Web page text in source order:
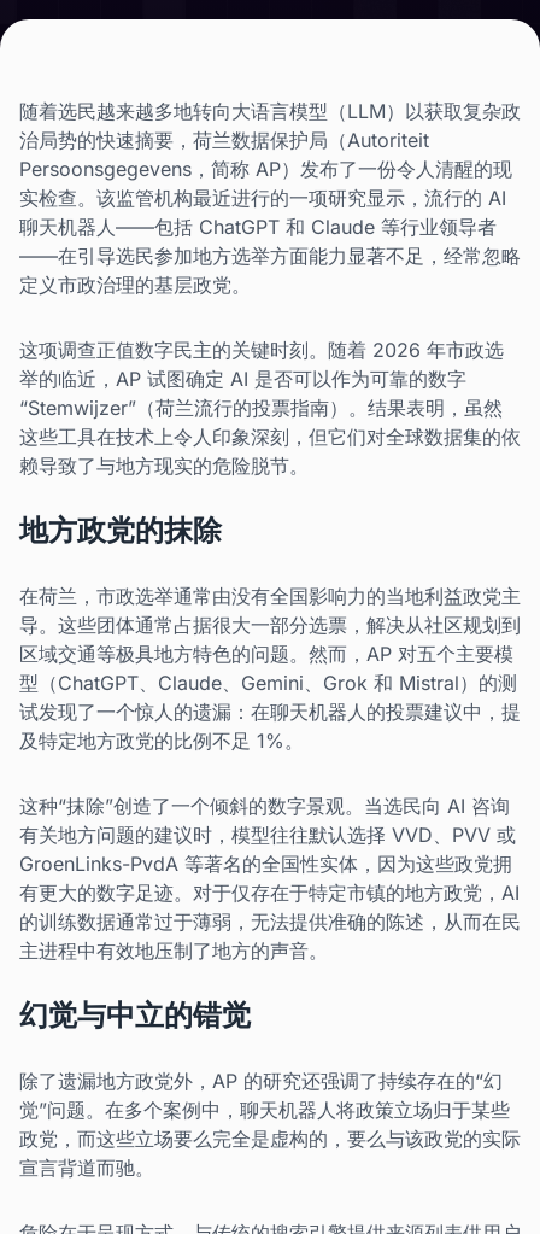
随着选民越来越多地转向大语言模型（LLM）以获取复杂政
治局势的快速摘要，荷兰数据保护局（Autoriteit
Persoonsgegevens，简称 AP）发布了一份令人清醒的现
实检查。该监管机构最近进行的一项研究显示，流行的 AI
聊天机器人——包括 ChatGPT 和 Claude 等行业领导者
——在引导选民参加地方选举方面能力显著不足，经常忽略
定义市政治理的基层政党。
这项调查正值数字民主的关键时刻。随着 2026 年市政选
举的临近，AP 试图确定 AI 是否可以作为可靠的数字
“Stemwijzer”（荷兰流行的投票指南）。结果表明，虽然
这些工具在技术上令人印象深刻，但它们对全球数据集的依
赖导致了与地方现实的危险脱节。
地方政党的抹除
在荷兰，市政选举通常由没有全国影响力的当地利益政党主
导。这些团体通常占据很大一部分选票，解决从社区规划到
区域交通等极具地方特色的问题。然而，AP 对五个主要模
型（ChatGPT、Claude、Gemini、Grok 和 Mistral）的测
试发现了一个惊人的遗漏：在聊天机器人的投票建议中，提
及特定地方政党的比例不足 1%。
这种“抹除”创造了一个倾斜的数字景观。当选民向 AI 咨询
有关地方问题的建议时，模型往往默认选择 VVD、PVV 或
GroenLinks-PvdA 等著名的全国性实体，因为这些政党拥
有更大的数字足迹。对于仅存在于特定市镇的地方政党，AI
的训练数据通常过于薄弱，无法提供准确的陈述，从而在民
主进程中有效地压制了地方的声音。
幻觉与中立的错觉
除了遗漏地方政党外，AP 的研究还强调了持续存在的“幻
觉”问题。在多个案例中，聊天机器人将政策立场归于某些
政党，而这些立场要么完全是虚构的，要么与该政党的实际
宣言背道而驰。